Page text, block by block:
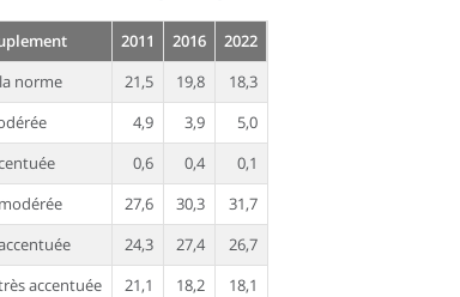
2011 2016
2022
norme
21,5 19,8
18,3
4,9 3,9
5,0
0,6 0,4
0,1
27,6 30,3
31,7
24,3 27,4
26,7
accentuée
21,1 18,2
18,1